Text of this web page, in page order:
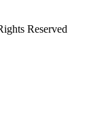
Reserved